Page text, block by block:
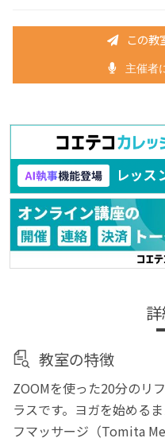
この教
主催者
教室の特徴
ZOOMを使った20分のリ
ラスです。ヨガを始める
フマッサージ（Tomita